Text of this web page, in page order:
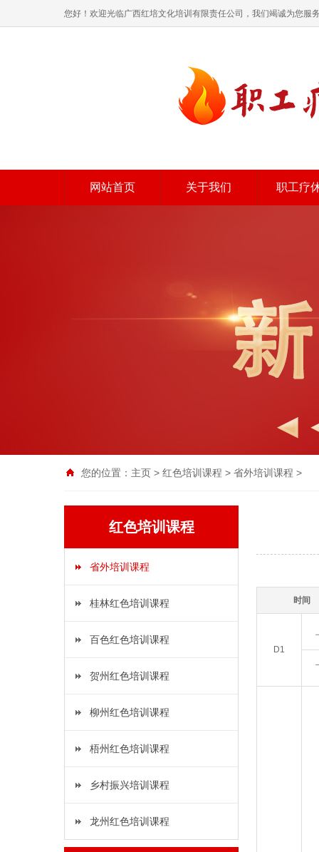
您好！欢迎光临广西红培文化培训有限责任公司，我们竭诚为您服
网站首页 关于我们 职工疗
您的位置： 主页 > 红色培训课程 > 省外培训课程 >
红色培训课程
省外培训课程
桂林红色培训课程
百色红色培训课程
贺州红色培训课程
柳州红色培训课程
梧州红色培训课程
乡村振兴培训课程
龙州红色培训课程
时间
D1